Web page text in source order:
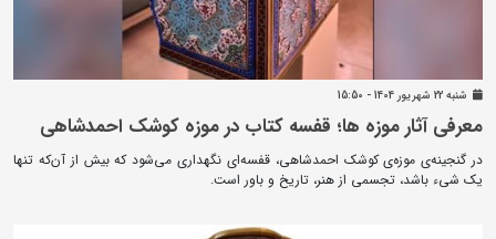
شنبه 22 شهريور 1404 - 15:50
معرفی آثار موزه ها؛ قفسه کتاب در موزه کوشک احمدشاهی
در گنجینه‌ی موزه‌ی کوشک احمدشاهی، قفسه‌ای نگهداری می‌شود که بیش از آن‌که تنها
یک شیء باشد، تجسمی از هنر، تاریخ و باور است.